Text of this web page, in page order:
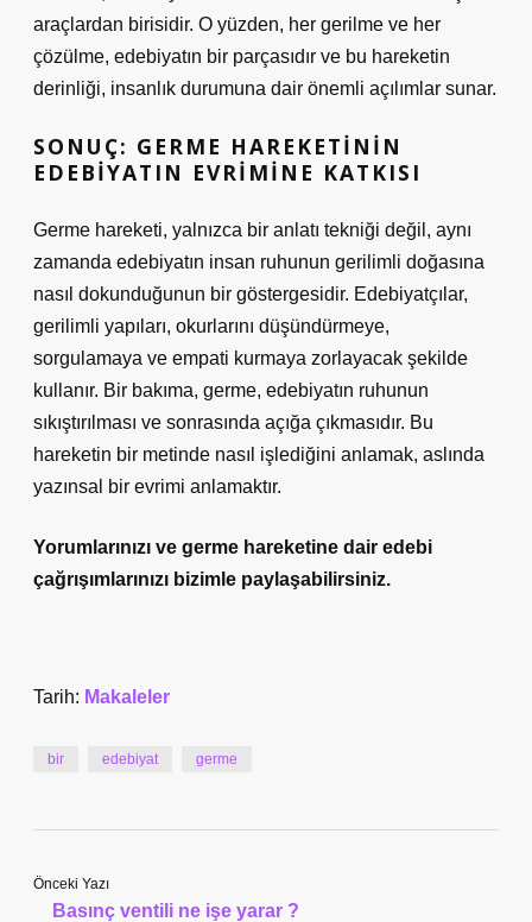
araçlardan birisidir. O yüzden, her gerilme ve her
çözülme, edebiyatın bir parçasıdır ve bu hareketin
derinliği, insanlık durumuna dair önemli açılımlar sunar.
SONUÇ: GERME HAREKETININ
EDEBIYATIN EVRIMINE KATKISI
Germe hareketi, yalnızca bir anlatı tekniği değil, aynı
zamanda edebiyatın insan ruhunun gerilimli doğasına
nasıl dokunduğunun bir göstergesidir. Edebiyatçılar,
gerilimli yapıları, okurlarını düşündürmeye,
sorgulamaya ve empati kurmaya zorlayacak şekilde
kullanır. Bir bakıma, germe, edebiyatın ruhunun
sıkıştırılması ve sonrasında açığa çıkmasıdır. Bu
hareketin bir metinde nasıl işlediğini anlamak, aslında
yazınsal bir evrimi anlamaktır.
Yorumlarınızı ve germe hareketine dair edebi
çağrışımlarınızı bizimle paylaşabilirsiniz.
Tarih: Makaleler
bir edebiyat germe
Önceki Yazı
Basınç ventili ne işe yarar ?